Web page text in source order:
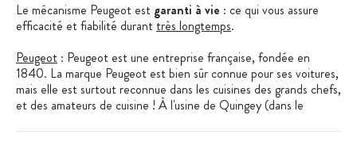
Le mécanisme Peugeot est garanti à vie : ce qui vous assure
efficacité et fiabilité duranttrès longtemps.
Peugeot : Peugeot est une entreprise française, fondée en
1840. La marque Peugeot est bien sûr connue pour ses voitures,
mais elle est surtout reconnue dans les cuisines des grands chefs,
et des amateurs de cuisine ! À l'usine de Quingey (dans le
technique, mais aussi la fabrication. Depuis leur terre franc-